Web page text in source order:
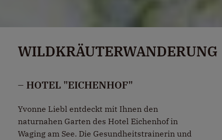
WILDKRÄUTERWANDERUNG
– HOTEL "EICHENHOF"
Yvonne Liebl entdeckt mit Ihnen den
naturnahen Garten des Hotel Eichenhof in
Waging am See. Die Gesundheitstrainerin und